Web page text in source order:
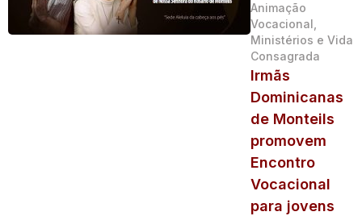
Animação
Vocacional,
Ministérios e Vida
Consagrada
Irmãs
Dominicanas
de Monteils
promovem
Encontro
Vocacional
para jovens